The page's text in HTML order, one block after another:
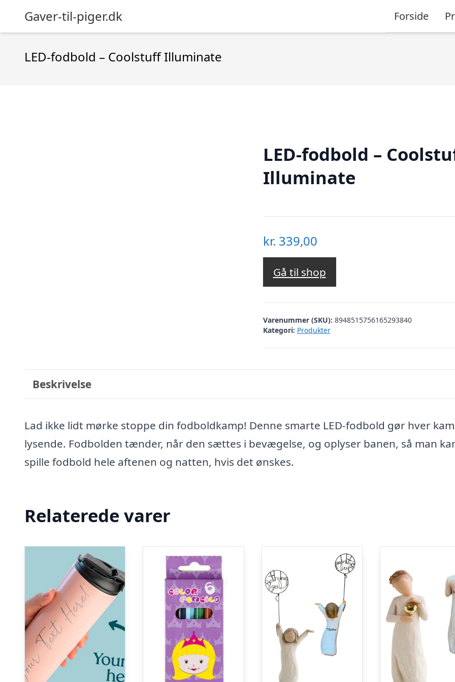
Gaver-til-piger.dk Forside
LED-fodbold – Coolstuff Illuminate
LED-fodbold –
Illuminate
kr. 339,00
Gå til shop
Varenummer (SKU): 8948515756165293840
Kategori: Produkter
Beskrivelse
Lad ikke lidt mørke stoppe din fodboldkamp! Denne smarte LED-fodbold gør hver
lysende. Fodbolden tænder, når den sættes i bevægelse, og oplyser banen, så man
spille fodbold hele aftenen og natten, hvis det ønskes.
Relaterede varer